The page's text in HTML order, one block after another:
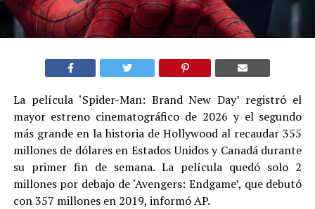
La película ‘Spider-Man: Brand New Day’ registró el
mayor estreno cinematográfico de 2026 y el segundo
más grande en la historia de Hollywood al recaudar 355
millones de dólares en Estados Unidos y Canadá durante
su primer fin de semana. La película quedó solo 2
millones por debajo de ‘Avengers: Endgame’, que debutó
con 357 millones en 2019, informó AP.